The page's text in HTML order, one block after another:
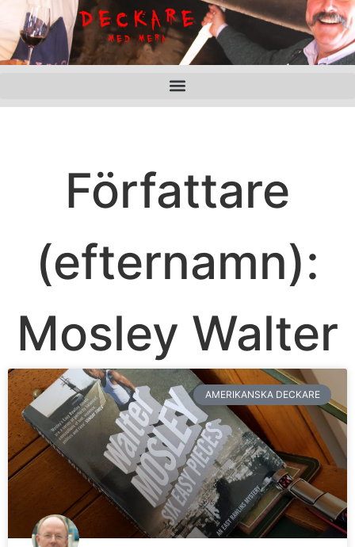
Författare
(efternamn):
Mosley Walter
AMERIKANSKA DECKARE